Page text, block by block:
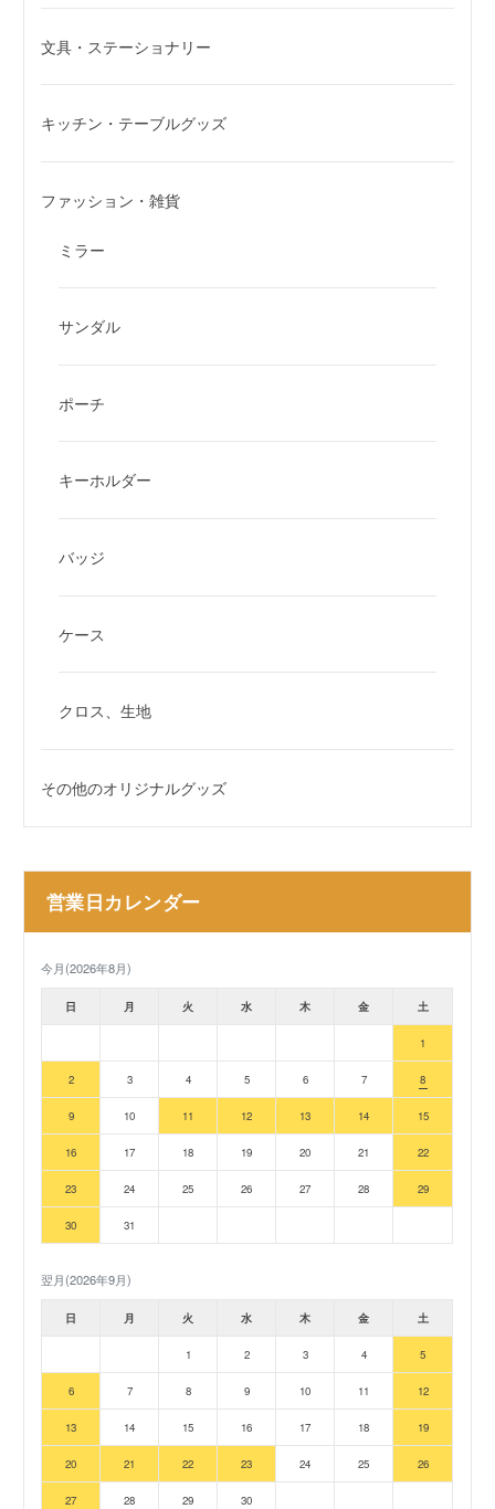
文具・ステーショナリー
キッチン・テーブルグッズ
ファッション・雑貨
ミラー
サンダル
ポーチ
キーホルダー
バッジ
ケース
クロス、生地
その他のオリジナルグッズ
営業日カレンダー
今月(2026年8月)
日 月 火 水 木 金 土
1
2 3 4 5 6 7 8
9 10 11 12 13 14 15
16 17 18 19 20 21 22
23 24 25 26 27 28 29
30 31
翌月(2026年9月)
日 月 火 水 木 金 土
1 2 3 4 5
6 7 8 9 10 11 12
13 14 15 16 17 18 19
20 21 22 23 24 25 26
27 28 29 30